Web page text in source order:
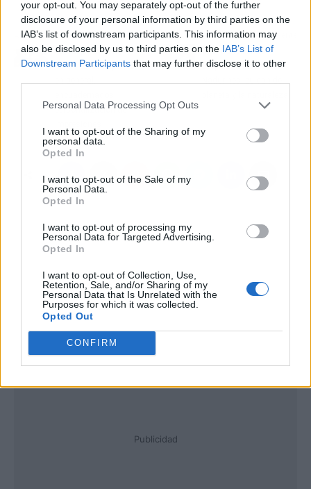
your opt-out. You may separately opt-out of the further
disclosure of your personal information by third parties on the
IAB’s list of downstream participants. This information may
also be disclosed by us to third parties on the IAB’s List of
Downstream Participants that may further disclose it to other
Personal Data Processing Opt Outs
I want to opt-out of the Sharing of my
personal data.
Opted In
I want to opt-out of the Sale of my
Personal Data.
Opted In
I want to opt-out of processing my
Personal Data for Targeted Advertising.
Opted In
I want to opt-out of Collection, Use,
Retention, Sale, and/or Sharing of my
Personal Data that Is Unrelated with the
Purposes for which it was collected.
Opted Out
CONFIRM
Artículo anterior
Fotocopia Barata,
servicios de impresión
personalización de
Artículo siguiente
Las muñecas de
Sorpresas Divertidas,
Publicidad